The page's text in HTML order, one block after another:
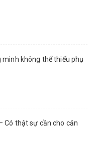
không thể thiếu phụ
Có thật sự cần cho căn